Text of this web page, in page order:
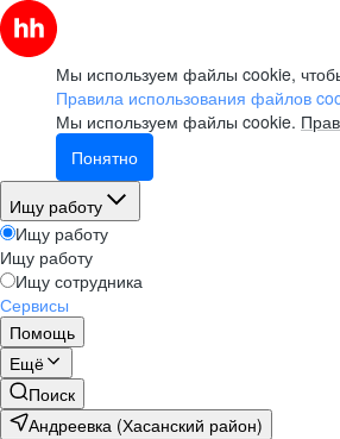
Мы используем файлы cookie,
Правила использования файлов
Мы используем файлы cookie.
Понятно
Ищу работу
Ищу работу
Ищу работу
Ищу сотрудника
Сервисы
Помощь
Ещё
Поиск
Андреевка (Хасанский район)